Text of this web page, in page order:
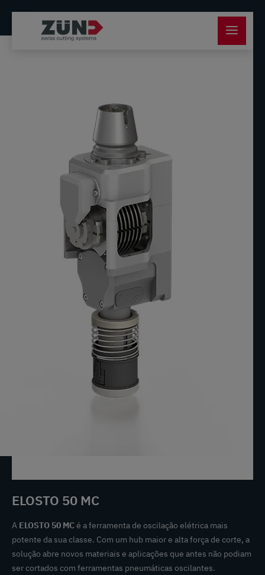
ELOSTO 50 MC
A ELOSTO 50 MCé a ferramenta de oscilação elétrica mais
potente da sua classe. Com um hub maior e alta força de corte, a
solução abre novos materiais e aplicações que antes não podiam
ser cortados com ferramentas pneumáticas oscilantes.